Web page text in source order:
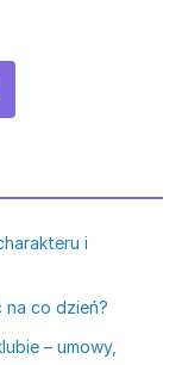
i
na co dzień?
– umowy,